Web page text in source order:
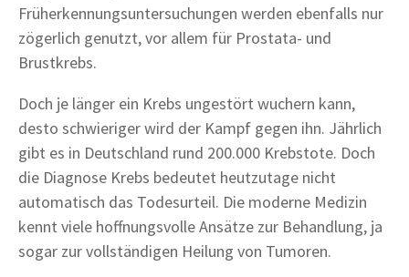
Früherkennungsuntersuchungen werden ebenfalls nur
zögerlich genutzt, vor allem für Prostata- und
Brustkrebs.
Doch je länger ein Krebs ungestört wuchern kann,
desto schwieriger wird der Kampf gegen ihn. Jährlich
gibt es in Deutschland rund 200.000 Krebstote. Doch
die Diagnose Krebs bedeutet heutzutage nicht
automatisch das Todesurteil. Die moderne Medizin
kennt viele hoffnungsvolle Ansätze zur Behandlung, ja
sogar zur vollständigen Heilung von Tumoren.